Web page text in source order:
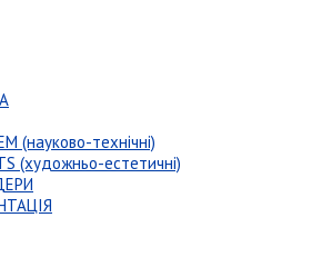
(науково-технічні)
(художньо-естетичні)